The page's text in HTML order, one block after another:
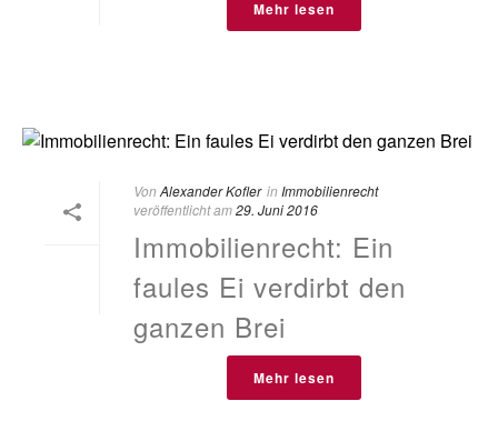
Mehr lesen
Von Alexander Kofler in Immobilienrecht
veröffentlicht am29. Juni 2016
Immobilienrecht: Ein
faules Ei verdirbt den
ganzen Brei
Mehr lesen